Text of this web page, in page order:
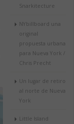
Snarkitecture
NYbillboard una
original
propuesta urbana
para Nueva York /
Chris Precht
Un lugar de retiro
al norte de Nueva
York
Little Island